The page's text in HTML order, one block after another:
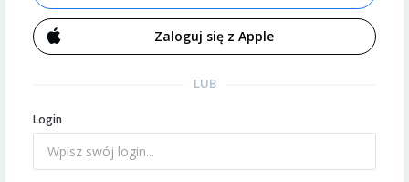
Zaloguj się z Apple
LUB
Login